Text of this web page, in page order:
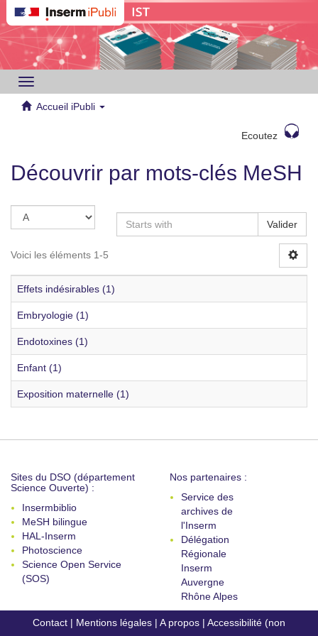
Toggle
navigation
Accueil iPubli
Ecoutez
Découvrir par mots-clés MeSH
Valider
Voici les éléments 1-5
Effets indésirables (1)
Embryologie (1)
Endotoxines (1)
Enfant (1)
Exposition maternelle (1)
Sites du DSO (département
Science Ouverte) :
Insermbiblio
MeSH bilingue
HAL-Inserm
Photoscience
Science Open Service
(SOS)
Nos partenaires :
Service des
archives de
l'Inserm
Délégation
Régionale
Inserm
Auvergne
Rhône Alpes
Contact | Mentions légales | A propos | Accessibilité (non